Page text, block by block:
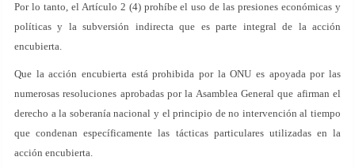
Por lo tanto, el Artículo 2 (4) prohíbe el uso de las presiones económicas y
políticas y la subversión indirecta que es parte integral de la acción
encubierta.
Que la acción encubierta está prohibida por la ONU es apoyada por las
numerosas resoluciones aprobadas por la Asamblea General que afirman el
derecho a la soberanía nacional y el principio de no intervención al tiempo
que condenan específicamente las tácticas particulares utilizadas en la
acción encubierta.